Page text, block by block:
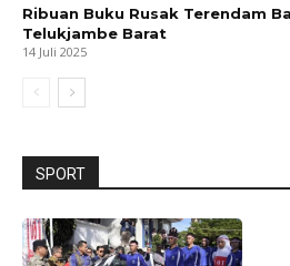
Ribuan Buku Rusak Terendam
Telukjambe Barat
14 Juli 2025
SPORT